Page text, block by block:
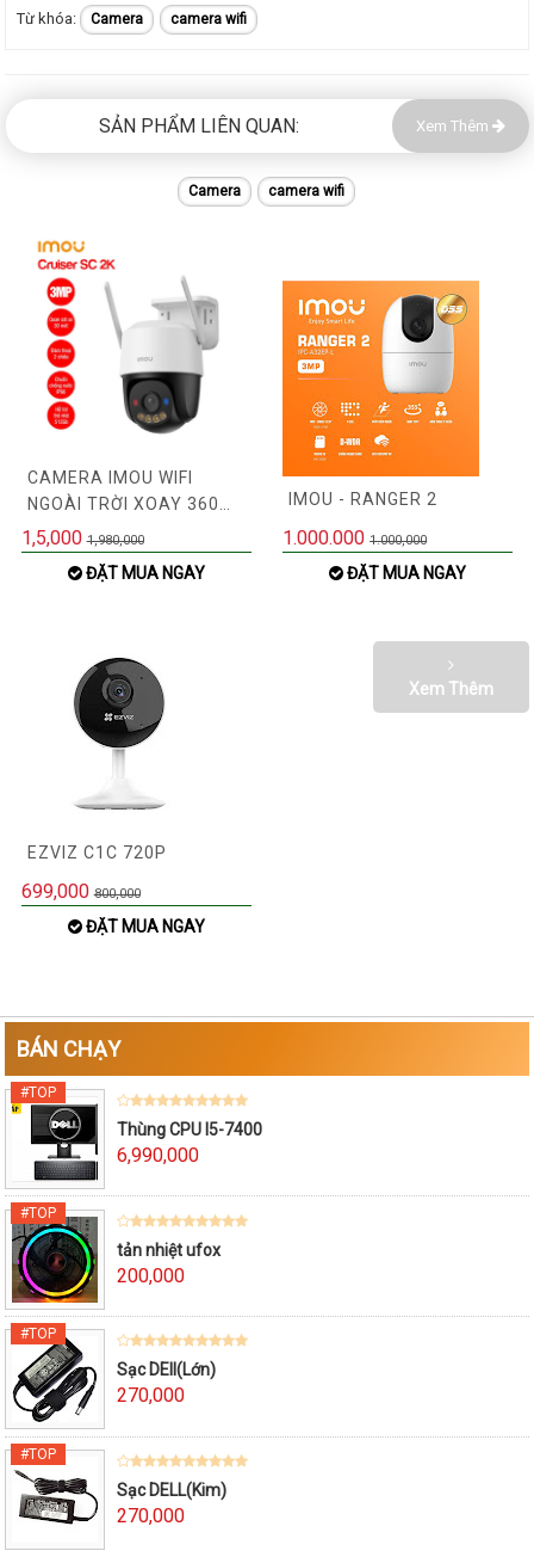
Camera camera wifi
SẢN PHẨM LIÊN QUAN: Xem Thêm
Camera camera wifi
CAMERA IMOU WIFI
NGOÀI TRỜI XOAY 360
IPC-K7FP-3H0WE 2K 3MP
1,5,000 1,980,000
ĐẶT MUA NGAY
IMOU - RANGER 2
1.000.000 1.000,000
ĐẶT MUA NGAY
EZVIZ C1C 720P
699,000 800,000
ĐẶT MUA NGAY
Xem Thêm
BÁN CHẠY
Thùng CPU I5-7400
6,990,000
tản nhiệt ufox
200,000
Sạc DEll(Lớn)
270,000
Sạc DELL(Kim)
270,000